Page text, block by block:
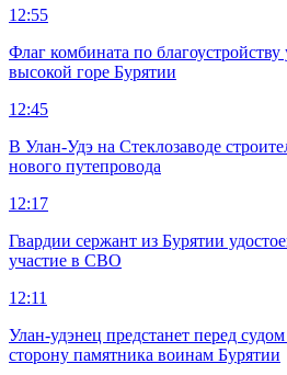
12:55
Флаг комбината по
высокой горе Бурятии
12:45
В Улан-Удэ на Стеклозаводе
нового путепровода
12:17
Гвардии сержант из Бурятии
участие в СВО
12:11
Улан-удэнец предстанет перед
сторону памятника воинам Бурятии